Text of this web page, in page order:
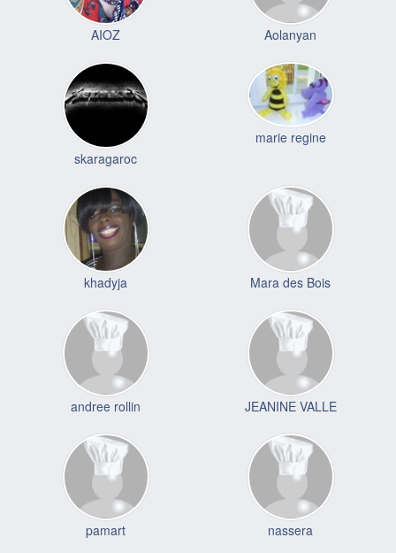
AIOZ Aolanyan
skaragaroc
marie regine
khadyja Mara des Bois
andree rollin JEANINE VALLE
pamart nassera